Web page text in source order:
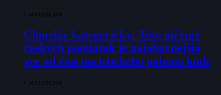
5. AUGUSTA 2026
Chmelár kategoricky: Toto ničenie
ruských pamiatok je najohavnejšia
vec od čias nacistického pálenia kníh
5. AUGUSTA 2026